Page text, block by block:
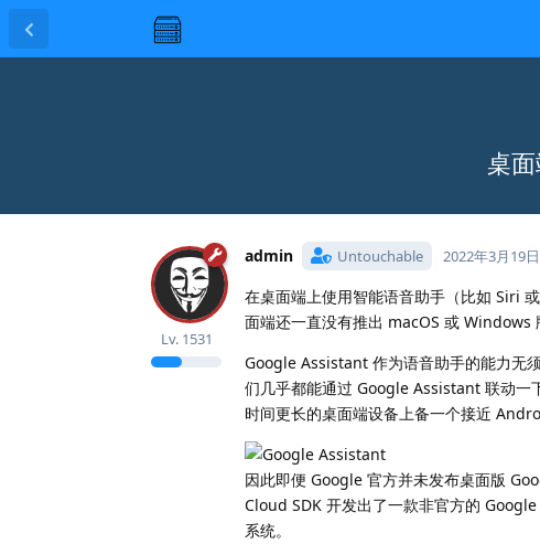
桌
admin Untouchable
Lv. 1531
2022年3月19日
在桌面端上使用智能语音助手（比如 Siri
面端还一直没有推出 macOS 或 Windows
Google Assistant 作为语音助手的能力无
们几乎都能通过 Google Assistant 联动一
时间更长的桌面端设备上备一个接近
因此即便 Google 官方并未发布桌面版
Cloud SDK 开发出了一款非官方的
系统。